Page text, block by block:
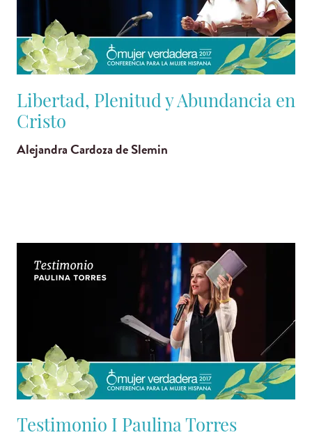
Libertad, Plenitud y Abundancia en
Cristo
Alejandra Cardoza de Slemin
Testimonio I Paulina Torres